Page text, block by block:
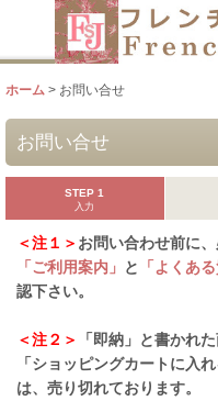
ホーム > お問い合せ
お問い合せ
STEP 1
入力
＜注１＞ お問い合わせ前に、
「ご利用案内」 と 「よくあ
認下さい。
＜注２＞
「即納」と書かれた
「ショッピングカートに入
は、売り切れております。